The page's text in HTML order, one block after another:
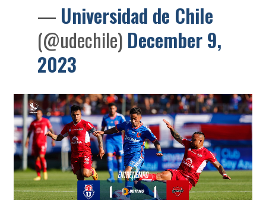
— Universidad de Chile
(@udechile) December 9,
2023